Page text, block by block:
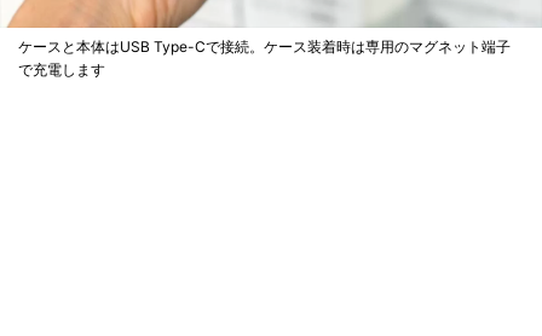
ケースと本体はUSB Type-Cで接続。ケース装着時は専用のマグネット端子
で充電します